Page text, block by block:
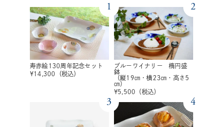
1
寿赤絵130周年記念セット
¥14,300 （税込）
2
ブルーワイナリー 楕円盛
鉢
（縦19㎝・横23㎝・高さ5
㎝）
¥5,500 （税込）
3 4